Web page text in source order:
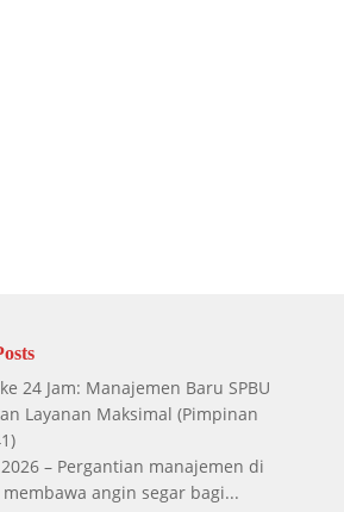
24 Jam: Manajemen Baru SPBU
Layanan Maksimal (Pimpinan
– Pergantian manajemen di
membawa angin segar bagi...